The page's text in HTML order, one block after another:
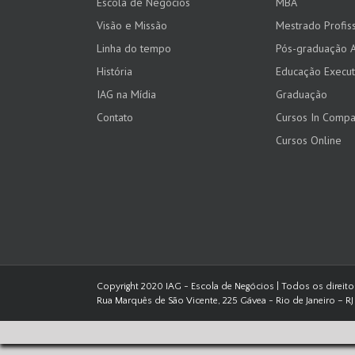
Visão e Missão
Linha do tempo
História
IAG na Mídia
Contato
Mestrado
Pós-graduação
Educação
Graduação
Cursos In
Cursos Online
Copyright 2020 IAG - Escola de Negócios | Todos os
Rua Marquês de São Vicente, 225 Gávea - Rio de Janeiro –